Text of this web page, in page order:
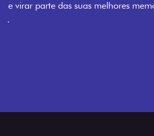
rodas de liga-leve aro 16” em preto
completam o visual com ainda mais